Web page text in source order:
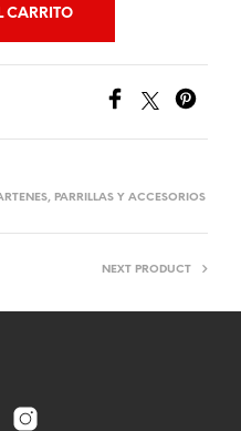
CARRITO
, PARRILLAS Y ACCESORIOS
NEXT PRODUCT